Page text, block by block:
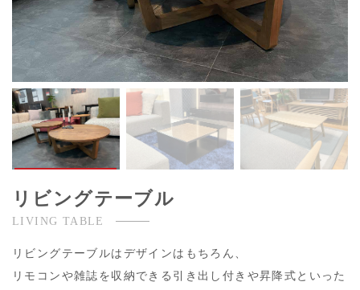
リビングテーブル
LIVING TABLE
リビングテーブルはデザインはもちろん、
リモコンや雑誌を収納できる引き出し付きや昇降式といった